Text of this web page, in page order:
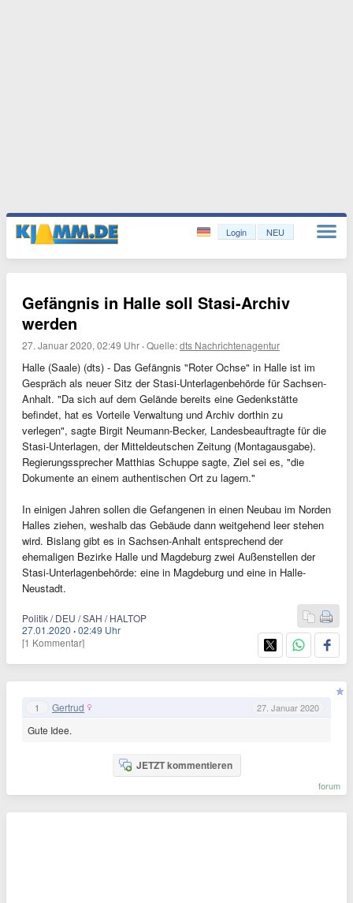
Login NEU
Gefängnis in Halle soll Stasi-Archiv
werden
27. Januar 2020, 02:49 Uhr ·Quelle:dts Nachrichtenagentur
Halle (Saale) (dts) - Das Gefängnis "Roter Ochse" in Halle ist im
Gespräch als neuer Sitz der Stasi-Unterlagenbehörde für Sachsen-
Anhalt. "Da sich auf dem Gelände bereits eine Gedenkstätte
befindet, hat es Vorteile Verwaltung und Archiv dorthin zu
verlegen", sagte Birgit Neumann-Becker, Landesbeauftragte für die
Stasi-Unterlagen, der Mitteldeutschen Zeitung (Montagausgabe).
Regierungssprecher Matthias Schuppe sagte, Ziel sei es, "die
Dokumente an einem authentischen Ort zu lagern."
In einigen Jahren sollen die Gefangenen in einen Neubau im Norden
Halles ziehen, weshalb das Gebäude dann weitgehend leer stehen
wird. Bislang gibt es in Sachsen-Anhalt entsprechend der
ehemaligen Bezirke Halle und Magdeburg zwei Außenstellen der
Stasi-Unterlagenbehörde: eine in Magdeburg und eine in Halle-
Neustadt.
Politik / DEU / SAH / HALTOP
27.01.2020 ·02:49 Uhr
[1 Kommentar]
1 Gertrud 27. Januar 2020
Gute Idee.
JETZT kommentieren
forum